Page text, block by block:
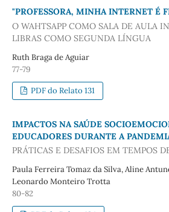
"PROFESSORA, MINHA INTERNET É
O WAHTSAPP COMO SALA DE AULA
LIBRAS COMO SEGUNDA LÍNGUA
Ruth Braga de Aguiar
77-79
PDF do Relato 131
IMPACTOS NA SAÚDE
EDUCADORES DURANTE A
PRÁTICAS E DESAFIOS EM TEMPOS
Paula Ferreira Tomaz da Silva, Aline
Leonardo Monteiro Trotta
80-82